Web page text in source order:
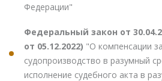
Федерации"
Федеральный закон от
от 05.12.2022) "О компенсации
судопроизводство в разумный
исполнение судебного акта в